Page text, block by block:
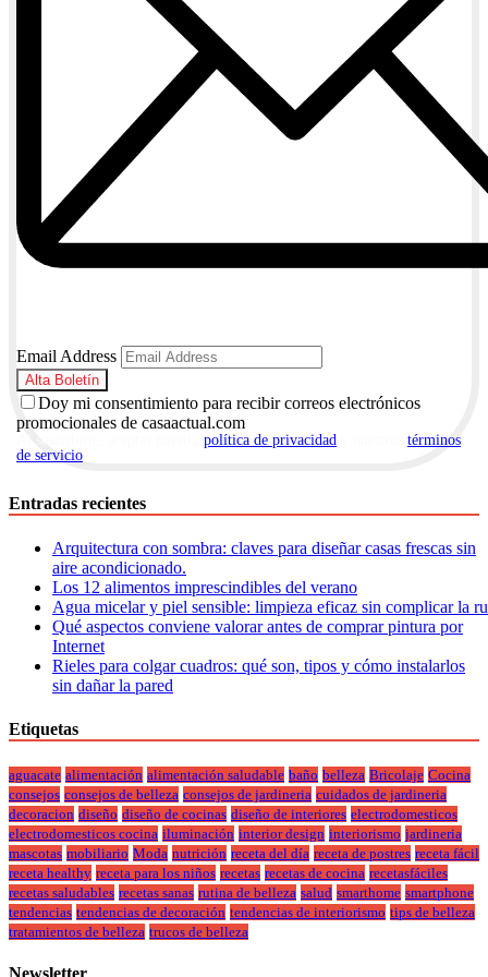
Email Address
Doy mi consentimiento para recibir correos electrónicos
promocionales de casaactual.com
política de privacidad
términos
de servicio
Entradas recientes
Arquitectura con sombra: claves para diseñar casas frescas sin
aire acondicionado.
Los 12 alimentos imprescindibles del verano
Agua micelar y piel sensible: limpieza eficaz sin complicar la
Qué aspectos conviene valorar antes de comprar pintura por
Internet
Rieles para colgar cuadros: qué son, tipos y cómo instalarlos
sin dañar la pared
Etiquetas
aguacate alimentación alimentación saludable baño belleza Bricolaje Cocina
consejos consejos de belleza consejos de jardineria cuidados de jardineria
decoracion diseño diseño de cocinas diseño de interiores electrodomesticos
electrodomesticos cocina iluminación interior design interiorismo jardineria
mascotas mobiliario Moda nutrición receta del día receta de postres receta fácil
receta healthy receta para los niños recetas recetas de cocina recetasfáciles
recetas saludables recetas sanas rutina de belleza salud smarthome smartphone
tendencias tendencias de decoración tendencias de interiorismo tips de belleza
tratamientos de belleza trucos de belleza